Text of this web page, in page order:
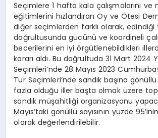
Seçimlere 1 hafta kala çalışmalarını ve
eğitimlerini hızlandıran Oy ve Ötesi
diğer seçimlerden farklı olarak,
doğrultusunda gücünü ve koordineli
becerilerini en iyi örgütlenebildikleri
kararı aldı. Bu doğrultuda 31 Mart 2024
Seçimleri’nde 28 Mayıs 2023
Tur Seçimleri’nde sandık başına gönüllü
fazla olduğu iller başta olmak üzere
sandık müşahitliği organizasyonu
Mayıs’taki gönüllü sayısının yüzde
olarak değerlendirilebilir.